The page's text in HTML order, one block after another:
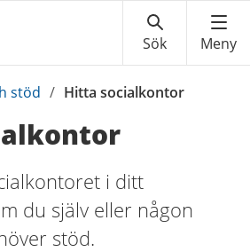
stöd / Hitta socialkontor
i ditt
du själv eller någon
stöd.